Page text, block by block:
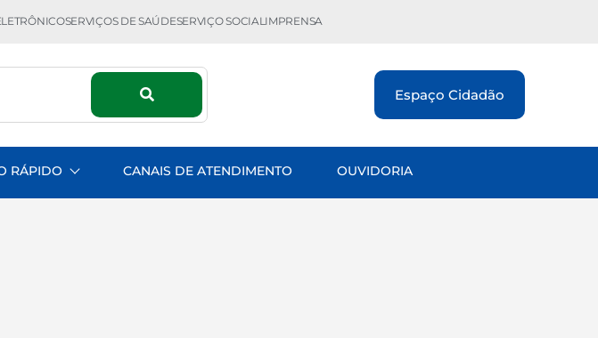
SERVIÇOS DE SAÚDESERVIÇO SOCIALIMPRENSA
Espaço Cidadão
RÁPIDO CANAIS DE ATENDIMENTO OUVIDORIA